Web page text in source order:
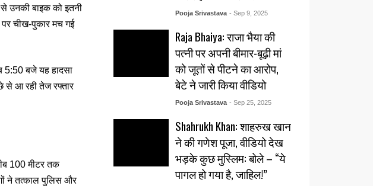
उनकी बाइक को इतनी
पर चीख-पुकार मच गई
5:50 बजे यह हादसा
से आ रही तेज रफ्तार
100 मीटर तक
ने तत्काल पुलिस और
Pooja Srivastava - Sep 9, 2025
Raja Bhaiya: राजा भैया की
पत्नी पर अपनी बीमार-बूढ़ी मां
को जूतों से पीटने का आरोप,
बेटे ने जारी किया वीडियो
Pooja Srivastava - Sep 25, 2025
Shahrukh Khan: शाहरुख खान
ने की गणेश पूजा, वीडियो देख
भड़के कुछ मुस्लिम: बोले – “ये
पागल हो गया है, जाहिल!”